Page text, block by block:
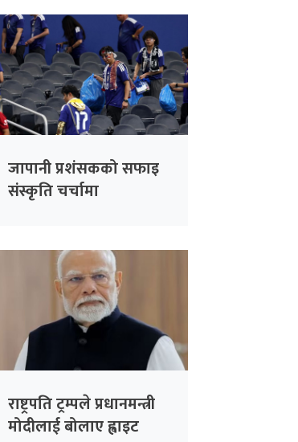
जापानी प्रशंसकको सफाइ
संस्कृति चर्चामा
राष्ट्रपति ट्रम्पले प्रधानमन्त्री
मोदीलाई बोलाए ह्वाइट